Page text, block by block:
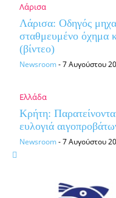
Λάρισα
Λάρισα: Οδηγός
σταθμευμένο όχημα
(βίντεο)
Newsroom-7 Αυγούστου
Ελλάδα
Κρήτη:
ευλογιά
Newsroom-7 Αυγούστου